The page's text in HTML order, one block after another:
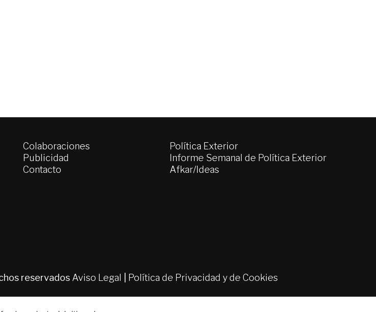
Colaboraciones
Publicidad
Contacto
Política Exterior
Informe Semanal de Política Exterior
Afkar/Ideas
reservados Aviso Legal Política de Privacidad y de Cookies